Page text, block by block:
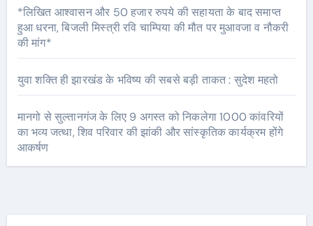
*लिखित आश्वासन और 50 हजार रुपये की सहायता के बाद समाप्त
हुआ धरना, बिजली मिस्त्री रवि चाम्पिया की मौत पर मुआवजा व नौकरी
की मांग*
युवा शक्ति ही झारखंड के भविष्य की सबसे बड़ी ताकत : सुदेश महतो
मानगो से सुल्तानगंज के लिए 9 अगस्त को निकलेगा 1000 कांवरियों
का भव्य जत्था, शिव परिवार की झांकी और सांस्कृतिक कार्यक्रम होंगे
आकर्षण